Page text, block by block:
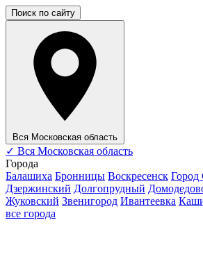
Поиск по сайту
Вся Московская область
✓ Вся Московская область
Города
Балашиха Бронницы Воскресенск Город
Дзержинский Долгопрудный
Жуковский Звенигород Ивантеевка
все города